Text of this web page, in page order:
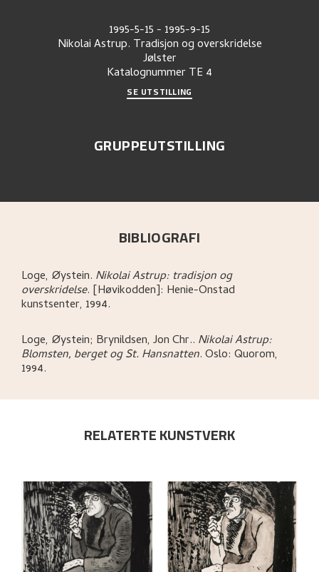
1995-5-15- 1995-9-15
Nikolai Astrup. Tradisjon og overskridelse
Jølster
KatalognummerTE 4
SE UTSTILLING
GRUPPEUTSTILLING
BIBLIOGRAFI
Loge, Øystein. Nikolai Astrup: tradisjon og
overskridelse. [Høvikodden]: Henie-Onstad
kunstsenter, 1994.
Loge, Øystein; Brynildsen, Jon Chr.. Nikolai Astrup:
Blomsten, berget og St. Hansnatten.Oslo: Quorom,
1994.
RELATERTE KUNSTVERK